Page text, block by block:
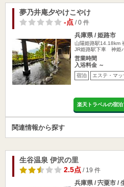
夢乃井庵夕やけこやけ
-点/ 0 件
兵庫県 / 姫路市
山陽姫路駅14.18km
JR姫路駅下車 神姫
営業時間
入浴料金 ～
宿泊 エステ・マッ
楽天トラベルの宿
関連情報から探す
生谷温泉 伊沢の里
2.5点/ 19 件
兵庫県 / 宍粟市 /